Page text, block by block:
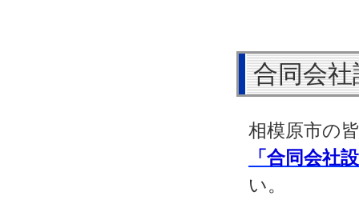
合同会社
相模原市の
「合同会社
い。